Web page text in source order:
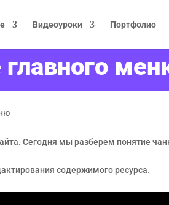
Видеоуроки Портфолио
Сегодня мы разберем понятие
содержимого ресурса.